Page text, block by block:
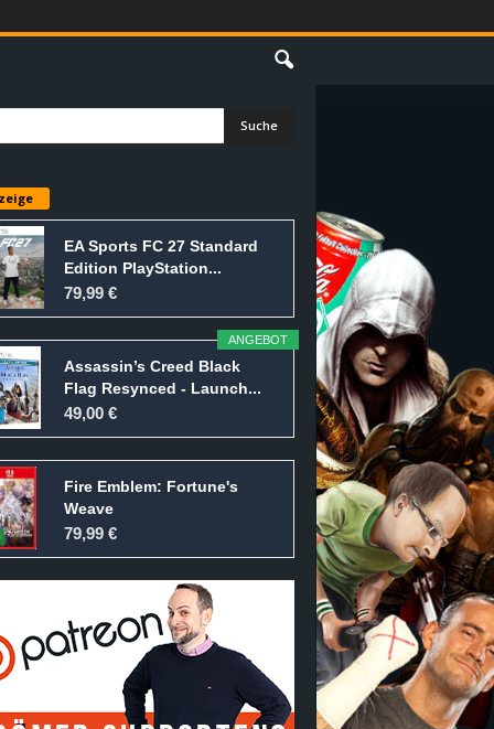
EA Sports FC 27 Standard
Edition PlayStation...
79,99 €
ANGEBOT
Assassin’s Creed Black
Flag Resynced - Launch...
49,00 €
Fire Emblem: Fortune's
Weave
79,99 €